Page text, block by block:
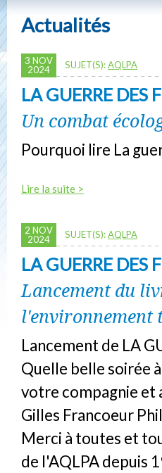
Actualités
3 NOV
2024
SUJET(S):AQLPA
LA GUERRE DES
Un combat
Pourquoi lire La
Lire la suite >
2 NOV
2024
SUJET(S):AQLPA
LA GUERRE DES
Lancement du
l'environnement
Lancement de LA
Quelle belle soirée
votre compagnie et
Gilles Francoeur
Merci à toutes et
de l'AQLPA depuis